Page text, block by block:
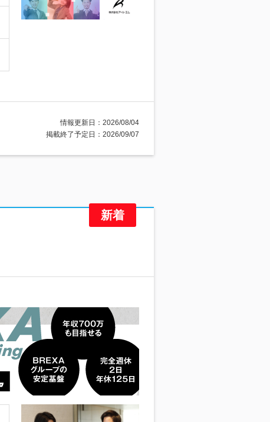
情報更新日：2026/08/04
掲載終了予定日：2026/09/07